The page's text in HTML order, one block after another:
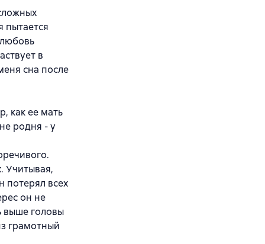
пытается
в
сна после
как ее мать
родня - у
Учитывая,
потерял всех
он не
выше головы
грамотный